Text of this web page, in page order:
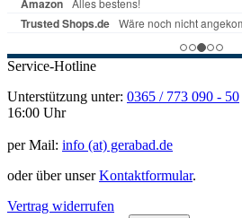
Service-Hotline
Unterstützung unter: 0365 / 773 090 - 50
16:00 Uhr
per Mail: info (at) gerabad.de
oder über unserKontaktformular.
Vertrag widerrufen